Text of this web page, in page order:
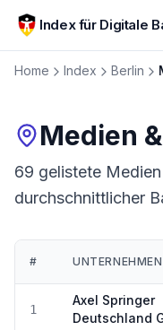
Zum Hauptinhalt
Index für Digitale
Home Index Berlin
Medien
69 gelistete
durchschnittlicher
Medien &
# UNTERNEHMEN
1
Axel Springer
Deutschland